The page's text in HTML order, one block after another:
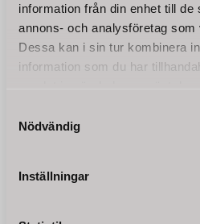
information från din enhet till de
annons- och analysföretag
Dessa kan i sin tur kombinera
information som du har
samlat in när du har använt
Nödvändig
Inställningar
Omdömen
Minigrävare Jansen®
MB-800, bensinmotor
komplett set
Vi erbjuder ett stort sortiment
och företag. Inget kundkonto